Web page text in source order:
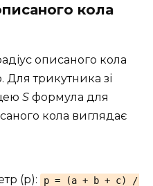
кола
описаного кола
Для трикутника зі
S формула для
кола виглядає
(p):
p = (a + b + c) /